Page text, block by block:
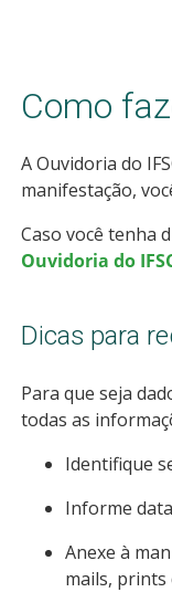
Como
A Ouvidoria do
manifestação,
Caso você tenha
Ouvidoria do
Dicas para
Para que seja
todas as
Identifique
Informe
Anexe à
mails, prints